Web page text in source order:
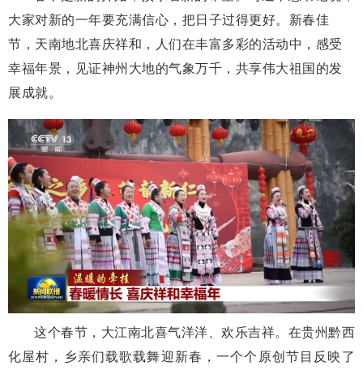
大家对新的一年要充满信心，把日子过得更好。新春佳
节，天南地北喜庆祥和，人们在丰富多彩的活动中，感受
幸福年景，见证神州大地的气象万千，共享伟大祖国的发
展成就。
这个春节，大江南北喜气洋洋、欢乐吉祥。在贵州黔西
化屋村，乡亲们载歌载舞迎新春，一个个原创节目反映了